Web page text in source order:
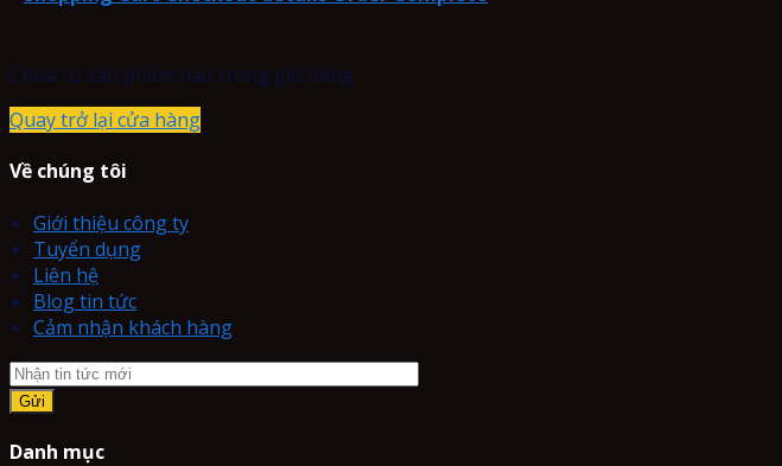
Chưa có sản phẩm nào trong giỏ hàng.
Quay trở lại cửa hàng
Về chúng tôi
Giới thiệu công ty
Tuyển dụng
Liên hệ
Blog tin tức
Cảm nhận khách hàng
Danh mục